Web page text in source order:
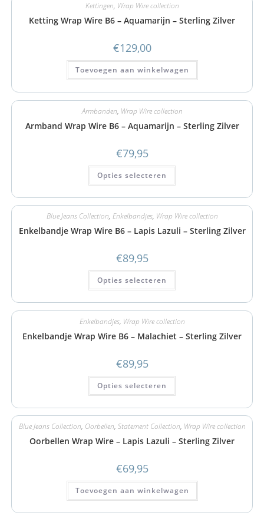
Kettingen, Wrap Wire collection
Ketting Wrap Wire B6 – Aquamarijn – Sterling Zilver
€129,00
Toevoegen aan winkelwagen
Armbanden, Wrap Wire collection
Armband Wrap Wire B6 – Aquamarijn – Sterling Zilver
€79,95
Opties selecteren
Blue Jeans Collection, Enkelbandjes, Wrap Wire collection
Enkelbandje Wrap Wire B6 – Lapis Lazuli – Sterling Zilver
€89,95
Opties selecteren
Enkelbandjes, Wrap Wire collection
Enkelbandje Wrap Wire B6 – Malachiet – Sterling Zilver
€89,95
Opties selecteren
Blue Jeans Collection, Oorbellen, Statement Collection, Wrap Wire collection
Oorbellen Wrap Wire – Lapis Lazuli – Sterling Zilver
€69,95
Toevoegen aan winkelwagen